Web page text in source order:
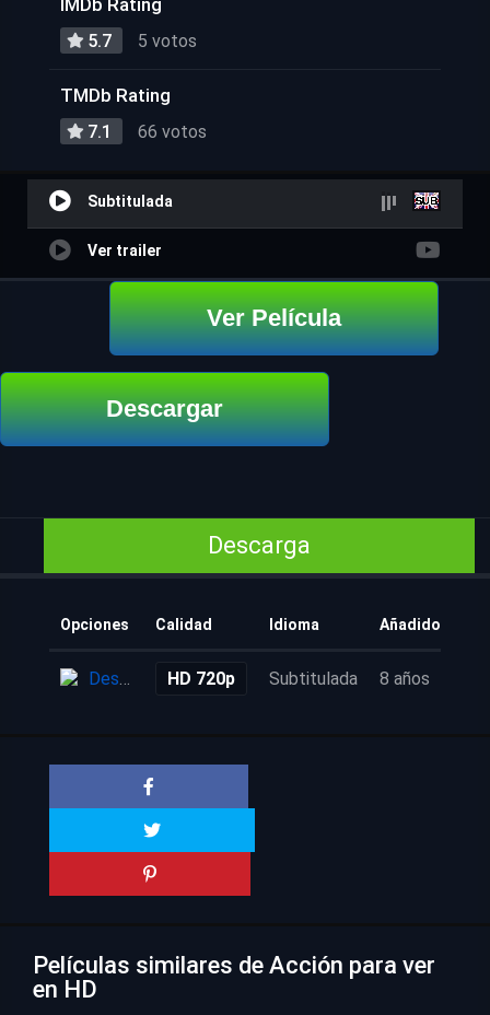
IMDb Rating
5.7 5 votos
TMDb Rating
7.1 66 votos
Subtitulada
Ver trailer
Ver Película
Descargar
Descarga
Opciones Calidad Idioma Añadido
Descarga HD 720p Subtitulada 8 años
Películas similares de Acción para ver
en HD